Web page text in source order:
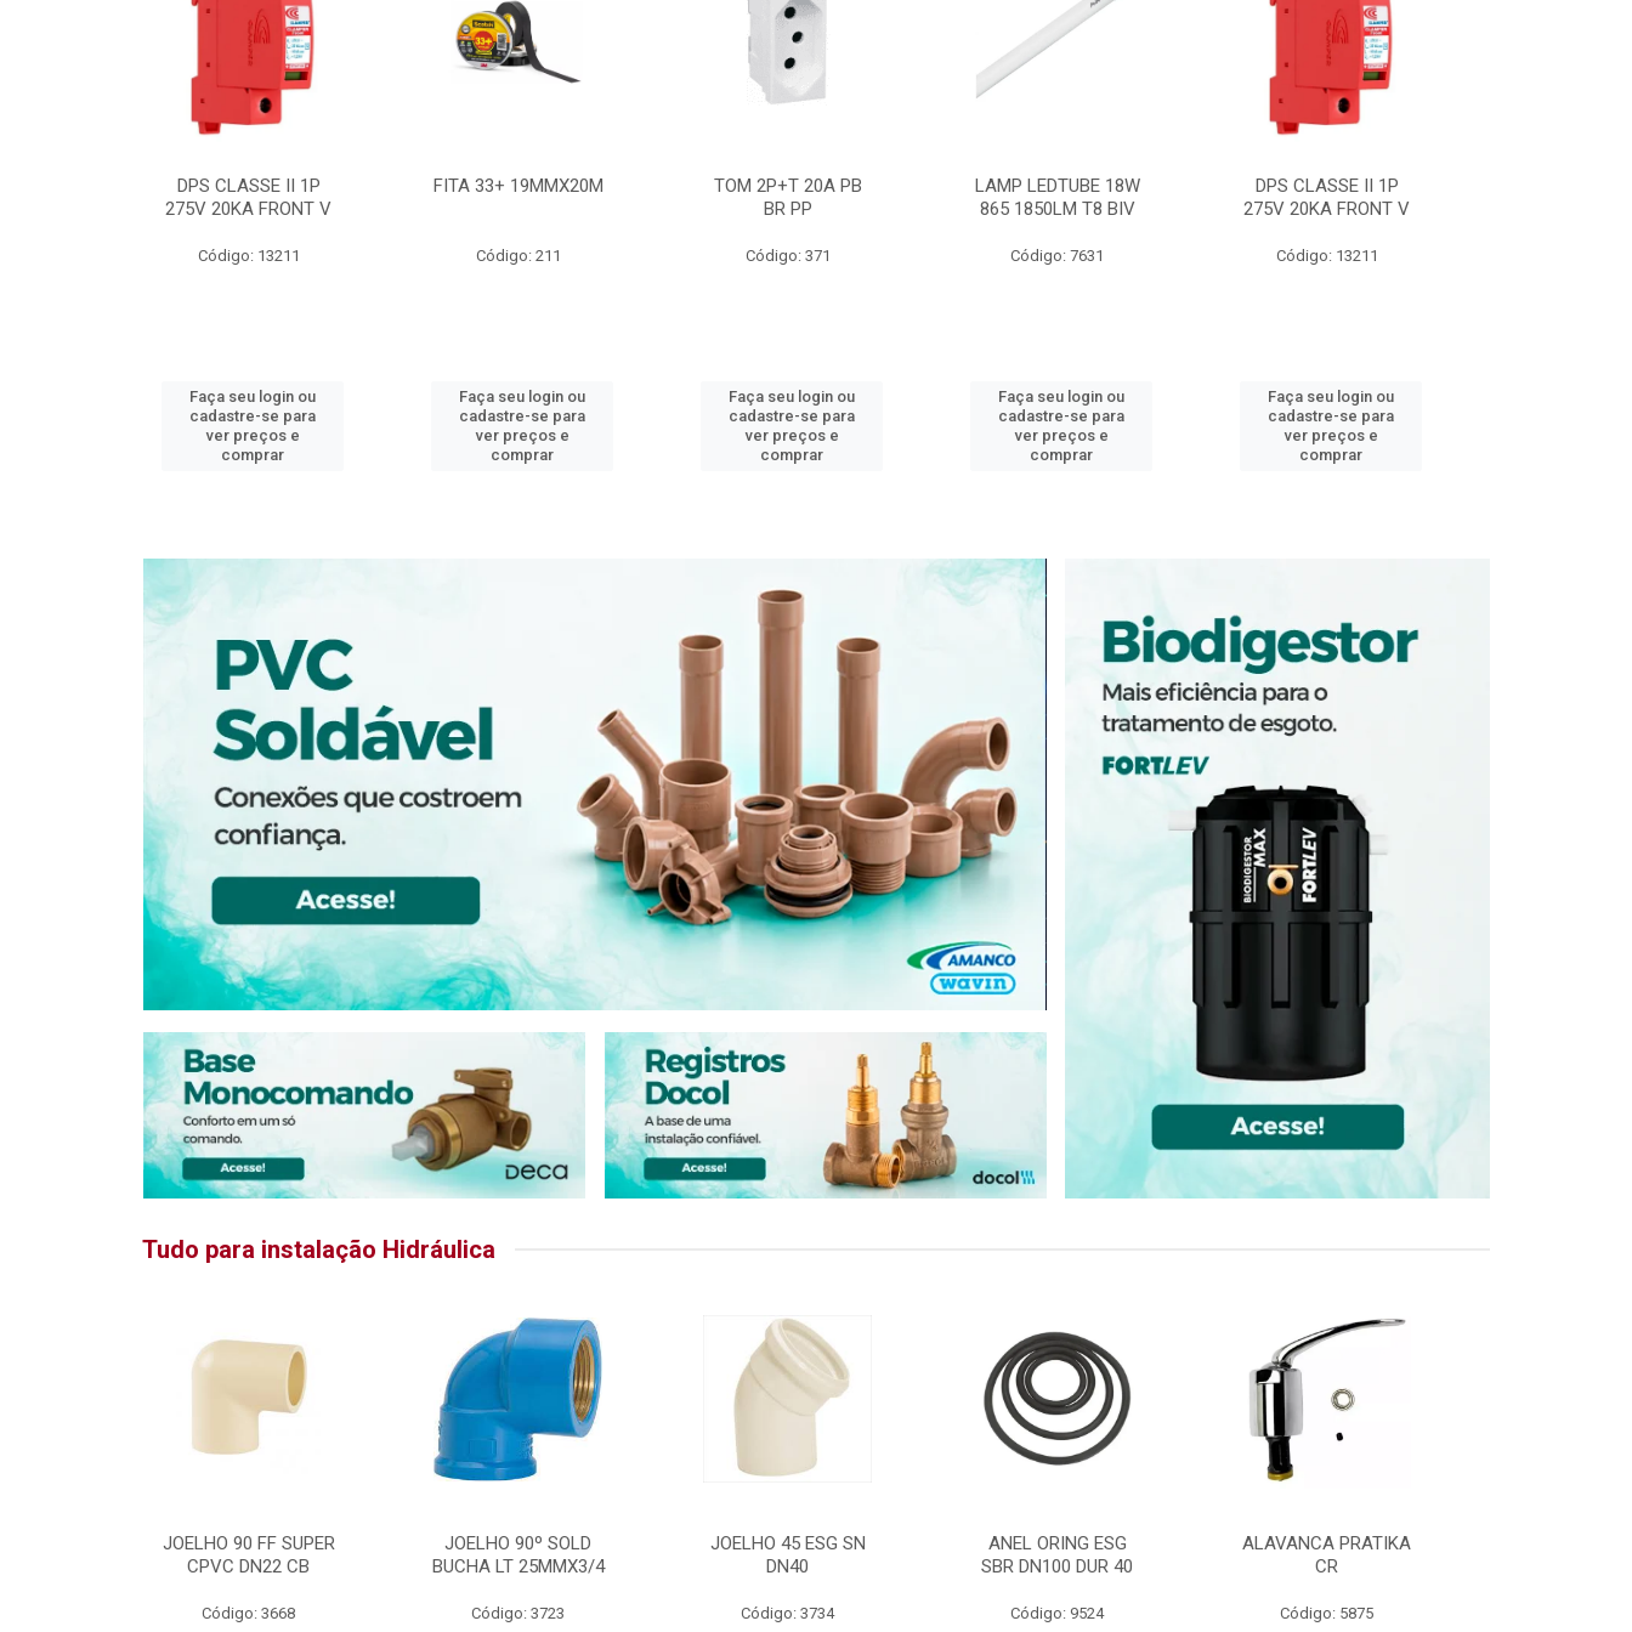
DPS CLASSE II 1P
275V 20KA FRONT V
Código: 13211
Faça seu login ou
cadastre-se para
ver preços e
comprar
FITA 33+ 19MMX20M
Código: 211
Faça seu login ou
cadastre-se para
ver preços e
comprar
TOM 2P+T 20A PB
BR PP
Código: 371
Faça seu login ou
cadastre-se para
ver preços e
comprar
LAMP LEDTUBE 18W
865 1850LM T8 BIV
Código: 7631
Faça seu login ou
cadastre-se para
ver preços e
comprar
DPS CLASSE II 1P
275V 20KA FRONT V
Código: 13211
Faça seu login ou
cadastre-se para
ver preços e
comprar
Tudo para instalação Hidráulica
JOELHO 90 FF SUPER
CPVC DN22 CB
Código: 3668
JOELHO 90º SOLD
BUCHA LT 25MMX3/4
Código: 3723
JOELHO 45 ESG SN
DN40
Código: 3734
ANEL ORING ESG
SBR DN100 DUR 40
Código: 9524
ALAVANCA PRATIKA
CR
Código: 5875